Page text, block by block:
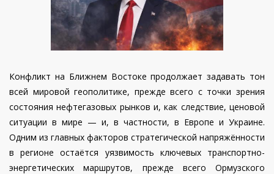
Конфликт на Ближнем Востоке продолжает задавать тон
всей мировой геополитике, прежде всего с точки зрения
состояния нефтегазовых рынков и, как следствие, ценовой
ситуации в мире — и, в частности, в Европе и Украине.
Одним из главных факторов стратегической напряжённости
в регионе остаётся уязвимость ключевых транспортно-
энергетических маршрутов, прежде всего Ормузского